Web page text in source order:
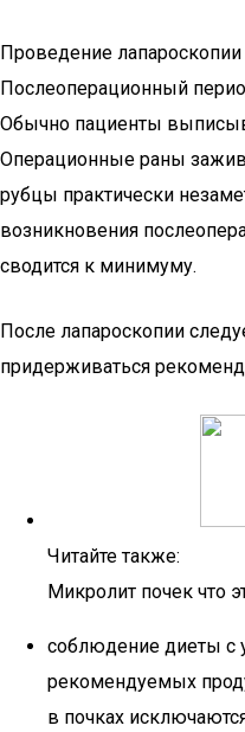
Проведение
Послеоперационный
Обычно пациенты
Операционные раны
рубцы практически
возникновения
сводится к минимуму.
После лапароскопии
придерживаться
Читайте также:
Микролит почек что
соблюдение диеты с
рекомендуемых
в почках